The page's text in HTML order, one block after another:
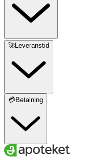
🚀Leveranstid
💳Betalning